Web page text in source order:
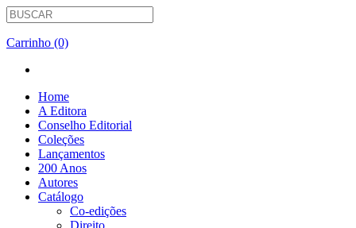
Carrinho (0)
Home
A Editora
Conselho Editorial
Coleções
Lançamentos
200 Anos
Autores
Catálogo
Co-edições
Direito